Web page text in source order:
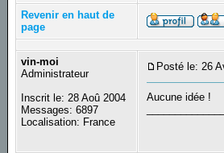
Revenir en haut de
page
vin-moi
Administrateur
Inscrit le: 28 Aoû 2004
Messages: 6897
Localisation: France
Posté le: 26
Aucune idée !